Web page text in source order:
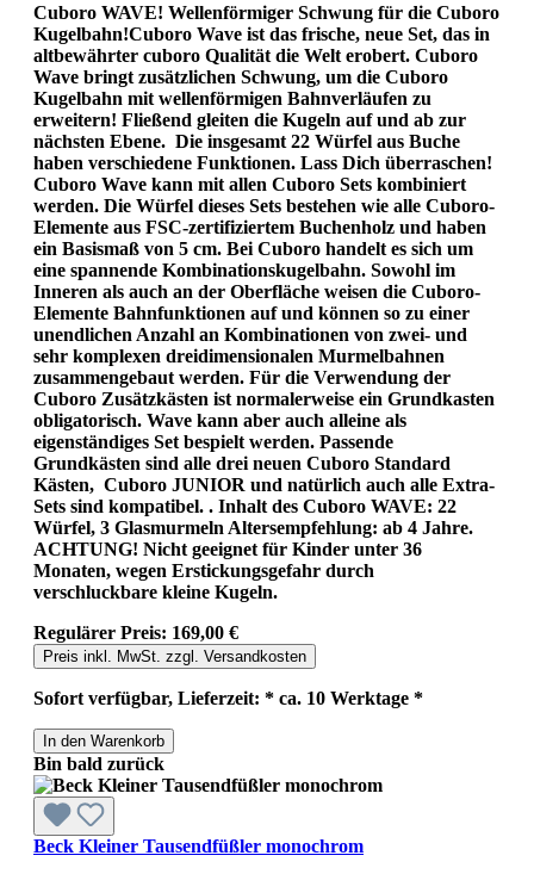
Cuboro WAVE! Wellenförmiger Schwung für die Cuboro
Kugelbahn!Cuboro Wave ist das frische, neue Set, das in
altbewährter cuboro Qualität die Welt erobert. Cuboro
Wave bringt zusätzlichen Schwung, um die Cuboro
Kugelbahn mit wellenförmigen Bahnverläufen zu
erweitern! Fließend gleiten die Kugeln auf und ab zur
nächsten Ebene. Die insgesamt 22 Würfel aus Buche
haben verschiedene Funktionen. Lass Dich überraschen!
Cuboro Wave kann mit allen Cuboro Sets kombiniert
werden. Die Würfel dieses Sets bestehen wie alle Cuboro-
Elemente aus FSC-zertifiziertem Buchenholz und haben
ein Basismaß von 5 cm. Bei Cuboro handelt es sich um
eine spannende Kombinationskugelbahn. Sowohl im
Inneren als auch an der Oberfläche weisen die Cuboro-
Elemente Bahnfunktionen auf und können so zu einer
unendlichen Anzahl an Kombinationen von zwei- und
sehr komplexen dreidimensionalen Murmelbahnen
zusammengebaut werden. Für die Verwendung der
Cuboro Zusätzkästen ist normalerweise ein Grundkasten
obligatorisch. Wave kann aber auch alleine als
eigenständiges Set bespielt werden. Passende
Grundkästen sind alle drei neuen Cuboro Standard
Kästen, Cuboro JUNIOR und natürlich auch alle Extra-
Sets sind kompatibel. . Inhalt des Cuboro WAVE: 22
Würfel, 3 Glasmurmeln Altersempfehlung: ab 4 Jahre.
ACHTUNG! Nicht geeignet für Kinder unter 36
Monaten, wegen Erstickungsgefahr durch
verschluckbare kleine Kugeln.
Regulärer Preis: 169,00 €
Preis inkl. MwSt. zzgl. Versandkosten
Sofort verfügbar, Lieferzeit: * ca. 10 Werktage *
In den Warenkorb
Bin bald zurück
Beck Kleiner Tausendfüßler monochrom